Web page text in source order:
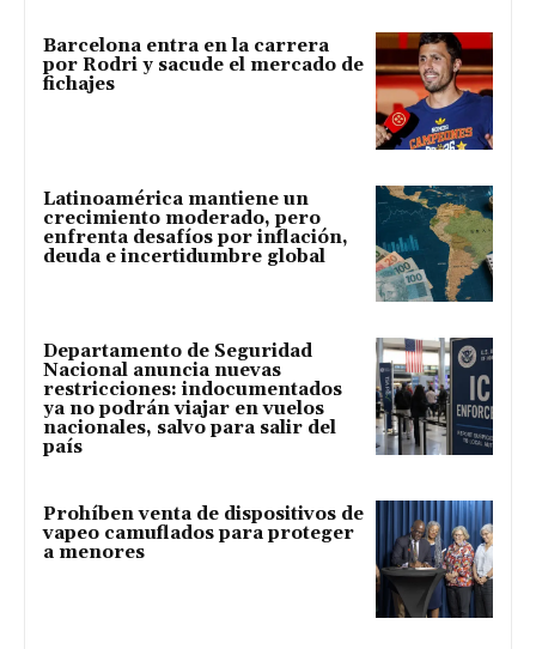
Barcelona entra en la carrera
por Rodri y sacude el mercado de
fichajes
Latinoamérica mantiene un
crecimiento moderado, pero
enfrenta desafíos por inflación,
deuda e incertidumbre global
Departamento de Seguridad
Nacional anuncia nuevas
restricciones: indocumentados
ya no podrán viajar en vuelos
nacionales, salvo para salir del
país
Prohíben venta de dispositivos de
vapeo camuflados para proteger
a menores